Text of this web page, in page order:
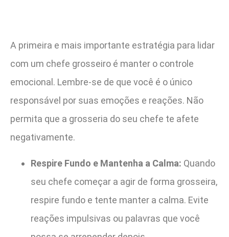
A primeira e mais importante estratégia para lidar
com um chefe grosseiro é manter o controle
emocional. Lembre-se de que você é o único
responsável por suas emoções e reações. Não
permita que a grosseria do seu chefe te afete
negativamente.
Respire Fundo e Mantenha a Calma: Quando
seu chefe começar a agir de forma grosseira,
respire fundo e tente manter a calma. Evite
reações impulsivas ou palavras que você